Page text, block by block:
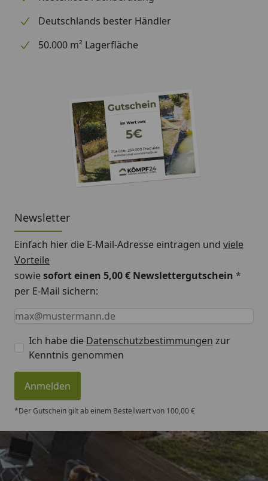
erhältlich
(siehe Reiter
Aluminium + Spezialschrauben)
Seitenkanten empfehlen wir die
Verwendung
von Aluminiumblenden
Alternativ ist allerdings auch eine
andere Form der Abdeckung (z.
B. Holzlatte) möglich
eines Gartenhauses möglich)
Deutschlands bester Händler
50.000 m² Lagerfläche
Newsletter
Einfach hier die E-Mail-Adresse eintragen und viele
Vorteile
sowiesofort einen 5,00 € Newslettergutschein *
per E-Mail sichern:
Keine Eingabe erforderlich
Eingabe erforderlich
E-Mail *
Ich habe die Datenschutzbestimmungen zur
Kenntnis genommen
Anmelden
*Der Gutschein gilt ab einem Bestellwert von 100,00 €